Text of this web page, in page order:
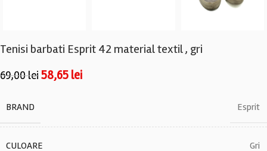
Tenisi barbati Esprit 42 material textil , gri
69,00lei58,65 lei
BRAND Esprit
CULOARE Gri